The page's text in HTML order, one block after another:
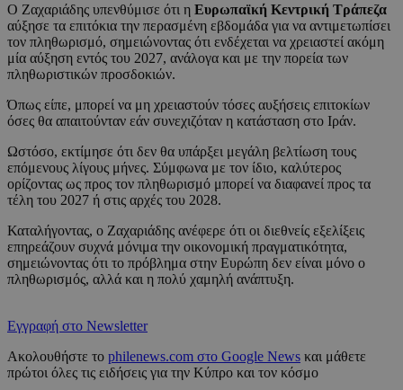
Ο Ζαχαριάδης υπενθύμισε ότι η Ευρωπαϊκή Κεντρική Τράπεζα
αύξησε τα επιτόκια την περασμένη εβδομάδα για να αντιμετωπίσει
τον πληθωρισμό, σημειώνοντας ότι ενδέχεται να χρειαστεί ακόμη
μία αύξηση εντός του 2027, ανάλογα και με την πορεία των
πληθωριστικών προσδοκιών.
Όπως είπε, μπορεί να μη χρειαστούν τόσες αυξήσεις επιτοκίων
όσες θα απαιτούνταν εάν συνεχιζόταν η κατάσταση στο Ιράν.
Ωστόσο, εκτίμησε ότι δεν θα υπάρξει μεγάλη βελτίωση τους
επόμενους λίγους μήνες. Σύμφωνα με τον ίδιο, καλύτερος
ορίζοντας ως προς τον πληθωρισμό μπορεί να διαφανεί προς τα
τέλη του 2027 ή στις αρχές του 2028.
Καταλήγοντας, ο Ζαχαριάδης ανέφερε ότι οι διεθνείς εξελίξεις
επηρεάζουν συχνά μόνιμα την οικονομική πραγματικότητα,
σημειώνοντας ότι το πρόβλημα στην Ευρώπη δεν είναι μόνο ο
πληθωρισμός, αλλά και η πολύ χαμηλή ανάπτυξη.
Εγγραφή στο Newsletter
Ακολουθήστε το philenews.com στο Google News και μάθετε
πρώτοι όλες τις ειδήσεις για την Κύπρο και τον κόσμο